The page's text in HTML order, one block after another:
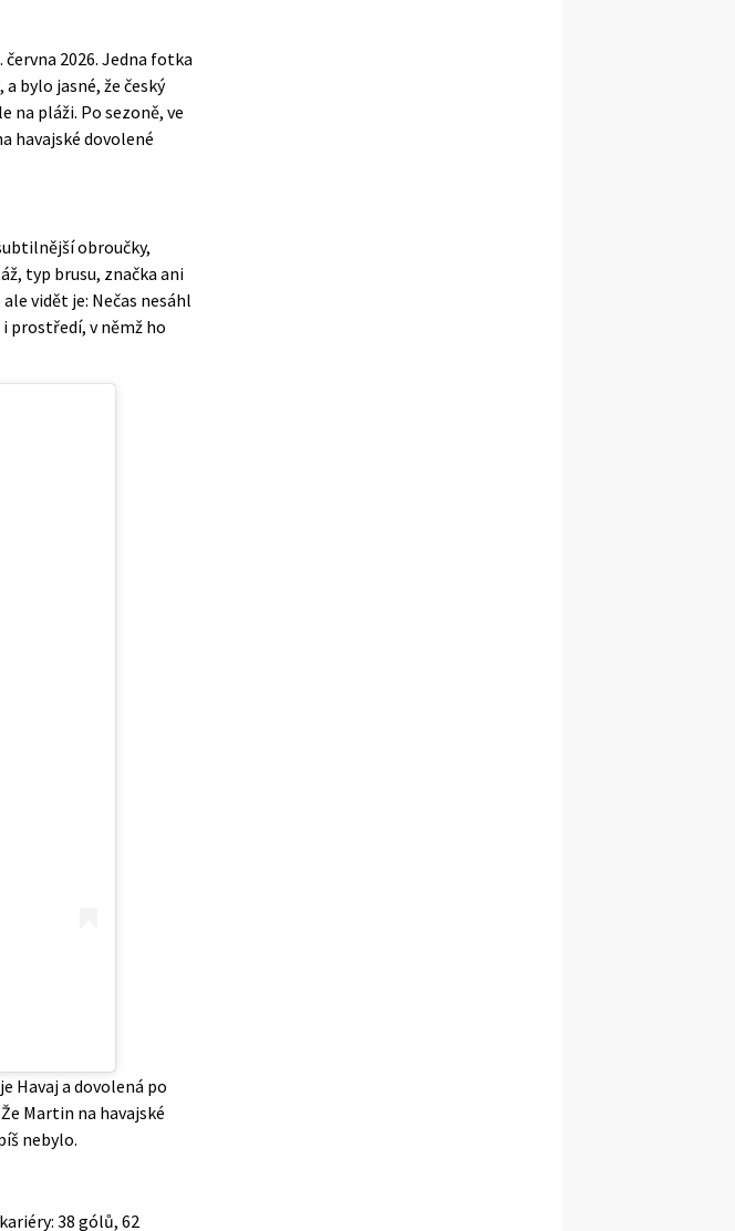
2026. Jedna fotka
bylo jasné, že český
na pláži. Po sezoně, ve
havajské dovolené
obroučky,
typ brusu, značka ani
vidět je: Nečas nesáhl
prostředí, v němž ho
Havaj a dovolená po
Martin na havajské
nebylo.
38 gólů, 62